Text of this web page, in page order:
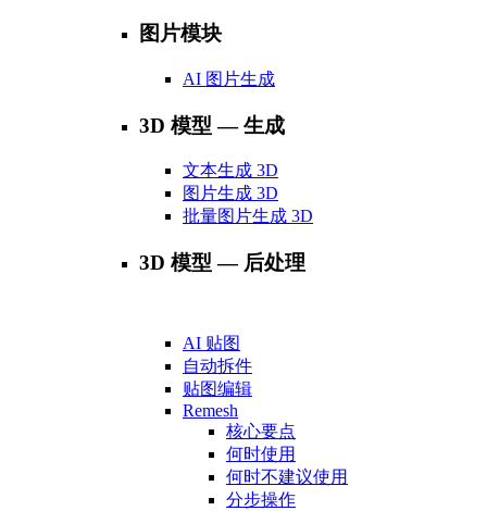
图片模块
AI 图片生成
3D 模型 — 生成
文本生成 3D
图片生成 3D
批量图片生成 3D
3D 模型 — 后处理
AI 贴图
自动拆件
贴图编辑
Remesh
核心要点
何时使用
何时不建议使用
分步操作